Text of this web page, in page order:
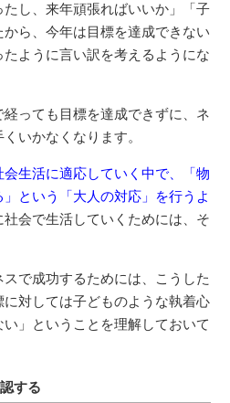
し、来年頑張ればいいか」「子
ら、今年は目標を達成できない
ように言い訳を考えるようにな
っても目標を達成できずに、ネ
いかなくなります。
会生活に適応していく中で、「物
という「大人の対応」を行うよ
社会で生活していくためには、そ
で成功するためには、こうした
対しては子どものような執着心
」ということを理解しておいて
する